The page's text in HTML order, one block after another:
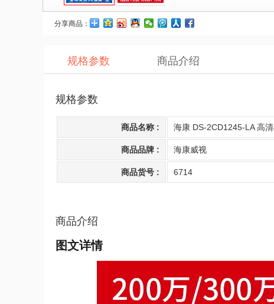
分享商品：
规格参数 商品介绍
规格参数
商品名称 : 海康 DS-2CD1245-LA 高
商品品牌 : 海康威视
商品货号 : 6714
商品介绍
图文详情